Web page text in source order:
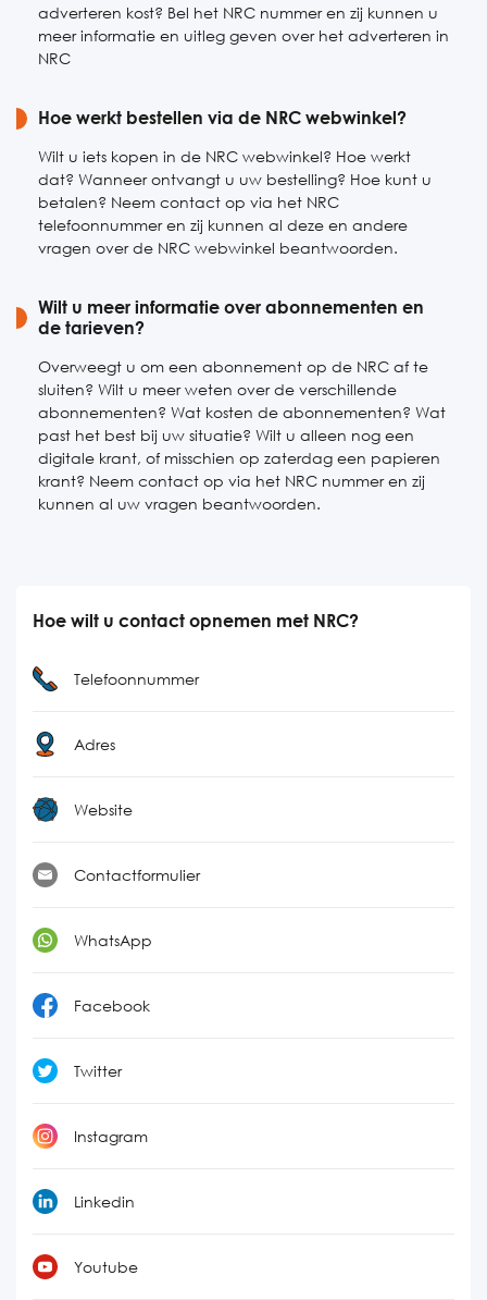
adverteren kost? Bel het NRC nummer en zij kunnen u
meer informatie en uitleg geven over het adverteren in
NRC
Hoe werkt bestellen via de NRC webwinkel?
Wilt u iets kopen in de NRC webwinkel? Hoe werkt
dat? Wanneer ontvangt u uw bestelling? Hoe kunt u
betalen? Neem contact op via het NRC
telefoonnummer en zij kunnen al deze en andere
vragen over de NRC webwinkel beantwoorden.
Wilt u meer informatie over abonnementen en
de tarieven?
Overweegt u om een abonnement op de NRC af te
sluiten? Wilt u meer weten over de verschillende
abonnementen? Wat kosten de abonnementen? Wat
past het best bij uw situatie? Wilt u alleen nog een
digitale krant, of misschien op zaterdag een papieren
krant? Neem contact op via het NRC nummer en zij
kunnen al uw vragen beantwoorden.
Hoe wilt u contact opnemen met NRC?
Telefoonnummer
Adres
Website
Contactformulier
WhatsApp
Facebook
Twitter
Instagram
Linkedin
Youtube